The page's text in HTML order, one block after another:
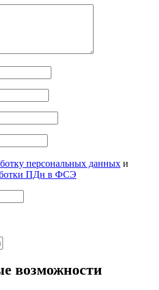
персональных данных и
ПДн в ФСЭ
возможности